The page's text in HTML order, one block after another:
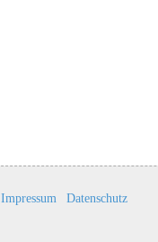
Impressum Datenschutz